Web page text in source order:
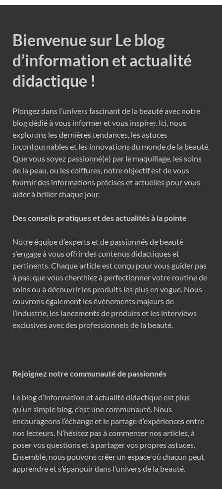
Bienvenue sur Le blog
d’information et actualité
didactique !
Plongez dans l’univers fascinant de la beauté avec notre
blog dédié à vous informer et vous inspirer. Ici, nous
explorons les dernières tendances, les astuces
incontournables et les innovations du monde de la beauté.
Que vous soyez passionné(e) par le maquillage, les soins
de la peau, ou les coiffures, notre objectif est de vous
fournir des informations précises et actuelles pour vous
aider à briller chaque jour.
Des conseils pratiques et des actualités à la pointe
Notre équipe d’experts et de passionnés de beauté
s’engage à vous offrir des contenus didactiques et
pertinents. Chaque article est conçu pour vous guider pas
à pas, que vous cherchiez à perfectionner votre routine de
soins ou à découvrir les produits les plus en vogue. Nous
couvrons également les événements majeurs de
l’industrie, les lancements de produits et les interviews
exclusives avec des professionnels de la beauté.
Rejoignez notre communauté de passionnés
Le blog d’information et actualité didactique est plus
qu’un simple blog, c’est une communauté. Nous
encourageons l’échange et le partage d’expériences entre
nos lecteurs. N’hésitez pas à commenter nos articles, à
poser vos questions et à partager vos propres astuces.
Ensemble, nous pouvons créer un espace où chacun peut
apprendre et s’épanouir dans l’univers de la beauté.